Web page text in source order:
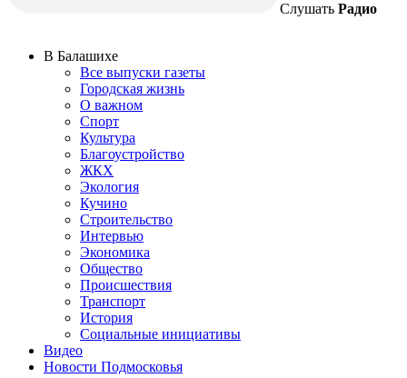
Слушать Радио
В Балашихе
Все выпуски газеты
Городская жизнь
О важном
Спорт
Культура
Благоустройство
ЖКХ
Экология
Кучино
Строительство
Интервью
Экономика
Общество
Происшествия
Транспорт
История
Социальные инициативы
Видео
Новости Подмосковья